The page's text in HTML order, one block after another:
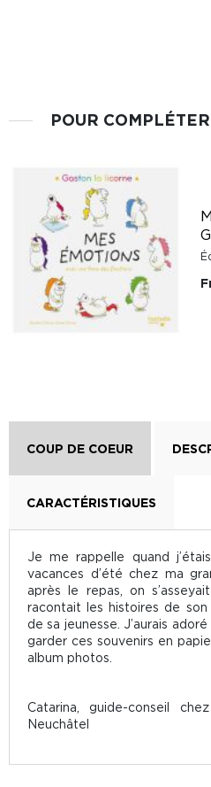
POUR
COUP DE COEUR
CARACTÉRISTIQUES
Je me rappelle quand
vacances d’été chez ma
après le repas, on
racontait les histoires de
de sa jeunesse. J’aurais
garder ces souvenirs en
album photos.
Catarina, guide-conseil
Neuchâtel